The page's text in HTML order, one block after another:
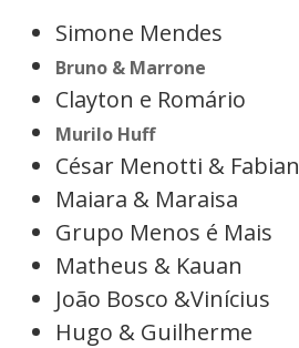
Simone Mendes
Bruno & Marrone
Clayton e Romário
Murilo Huff
César Menotti &
Maiara & Maraisa
Grupo Menos é Mais
Matheus & Kauan
João Bosco &Vinícius
Hugo & Guilherme